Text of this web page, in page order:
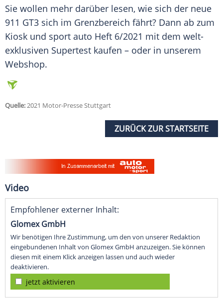
Sie wollen mehr darüber lesen, wie sich der neue
911 GT3 sich im Grenzbereich fährt? Dann ab zum
Kiosk und sport auto Heft 6/2021 mit dem welt-
exklusiven Supertest kaufen – oder in unserem
Webshop.
Quelle:2021 Motor-Presse Stuttgart
ZURÜCK ZUR STARTSEITE
Video
Empfohlener externer Inhalt:
Glomex GmbH
Wir benötigen Ihre Zustimmung, um den von unserer Redaktion
eingebundenen Inhalt von Glomex GmbH anzuzeigen. Sie können
diesen mit einem Klick anzeigen lassen und auch wieder
deaktivieren.
jetzt aktivieren